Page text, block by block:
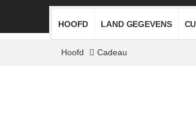
HOOFD LAND GEGEVENS
Hoofd Cadeau